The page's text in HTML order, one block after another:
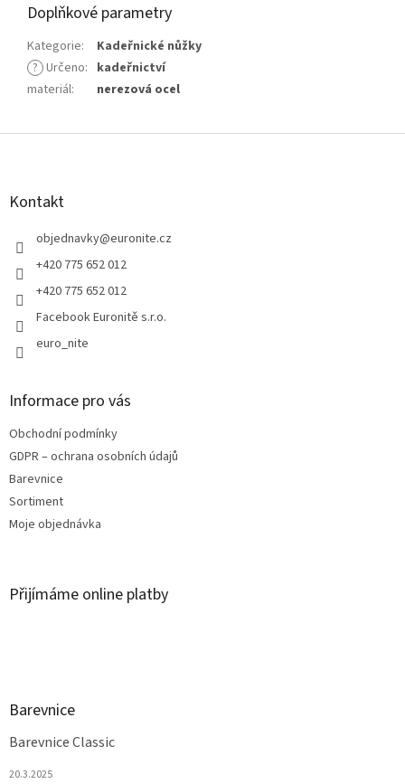
Doplňkové parametry
Kategorie:
Kadeřnické nůžky
? Určeno: kadeřnictví
materiál: nerezová ocel
Z
Kontakt
objednavky@euronite.cz
+420 775 652 012
+420 775 652 012
Facebook Euronitě s.r.o.
euro_nite
Informace pro vás
Obchodní podmínky
GDPR – ochrana osobních údajů
Barevnice
Sortiment
Moje objednávka
Přijímáme online platby
Barevnice
Barevnice Classic
20.3.2025